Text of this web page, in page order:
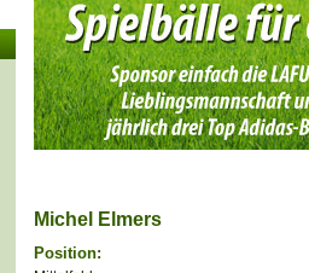
Michel Elmers
Position: